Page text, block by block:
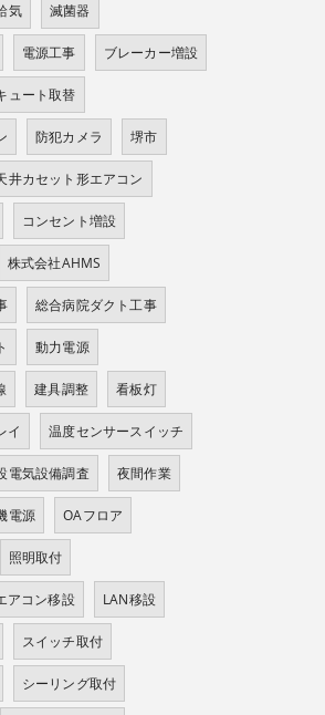
気 滅菌器
電源工事 ブレーカー増設
ュート取替
防犯カメラ 堺市
井カセット形エアコン
コンセント増設
株式会社AHMS
総合病院ダクト工事
動力電源
建具調整 看板灯
イ 温度センサースイッチ
電気設備調査 夜間作業
電源 OAフロア
照明取付
アコン移設 LAN移設
スイッチ取付
シーリング取付